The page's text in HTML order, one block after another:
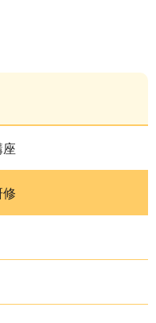
座
修